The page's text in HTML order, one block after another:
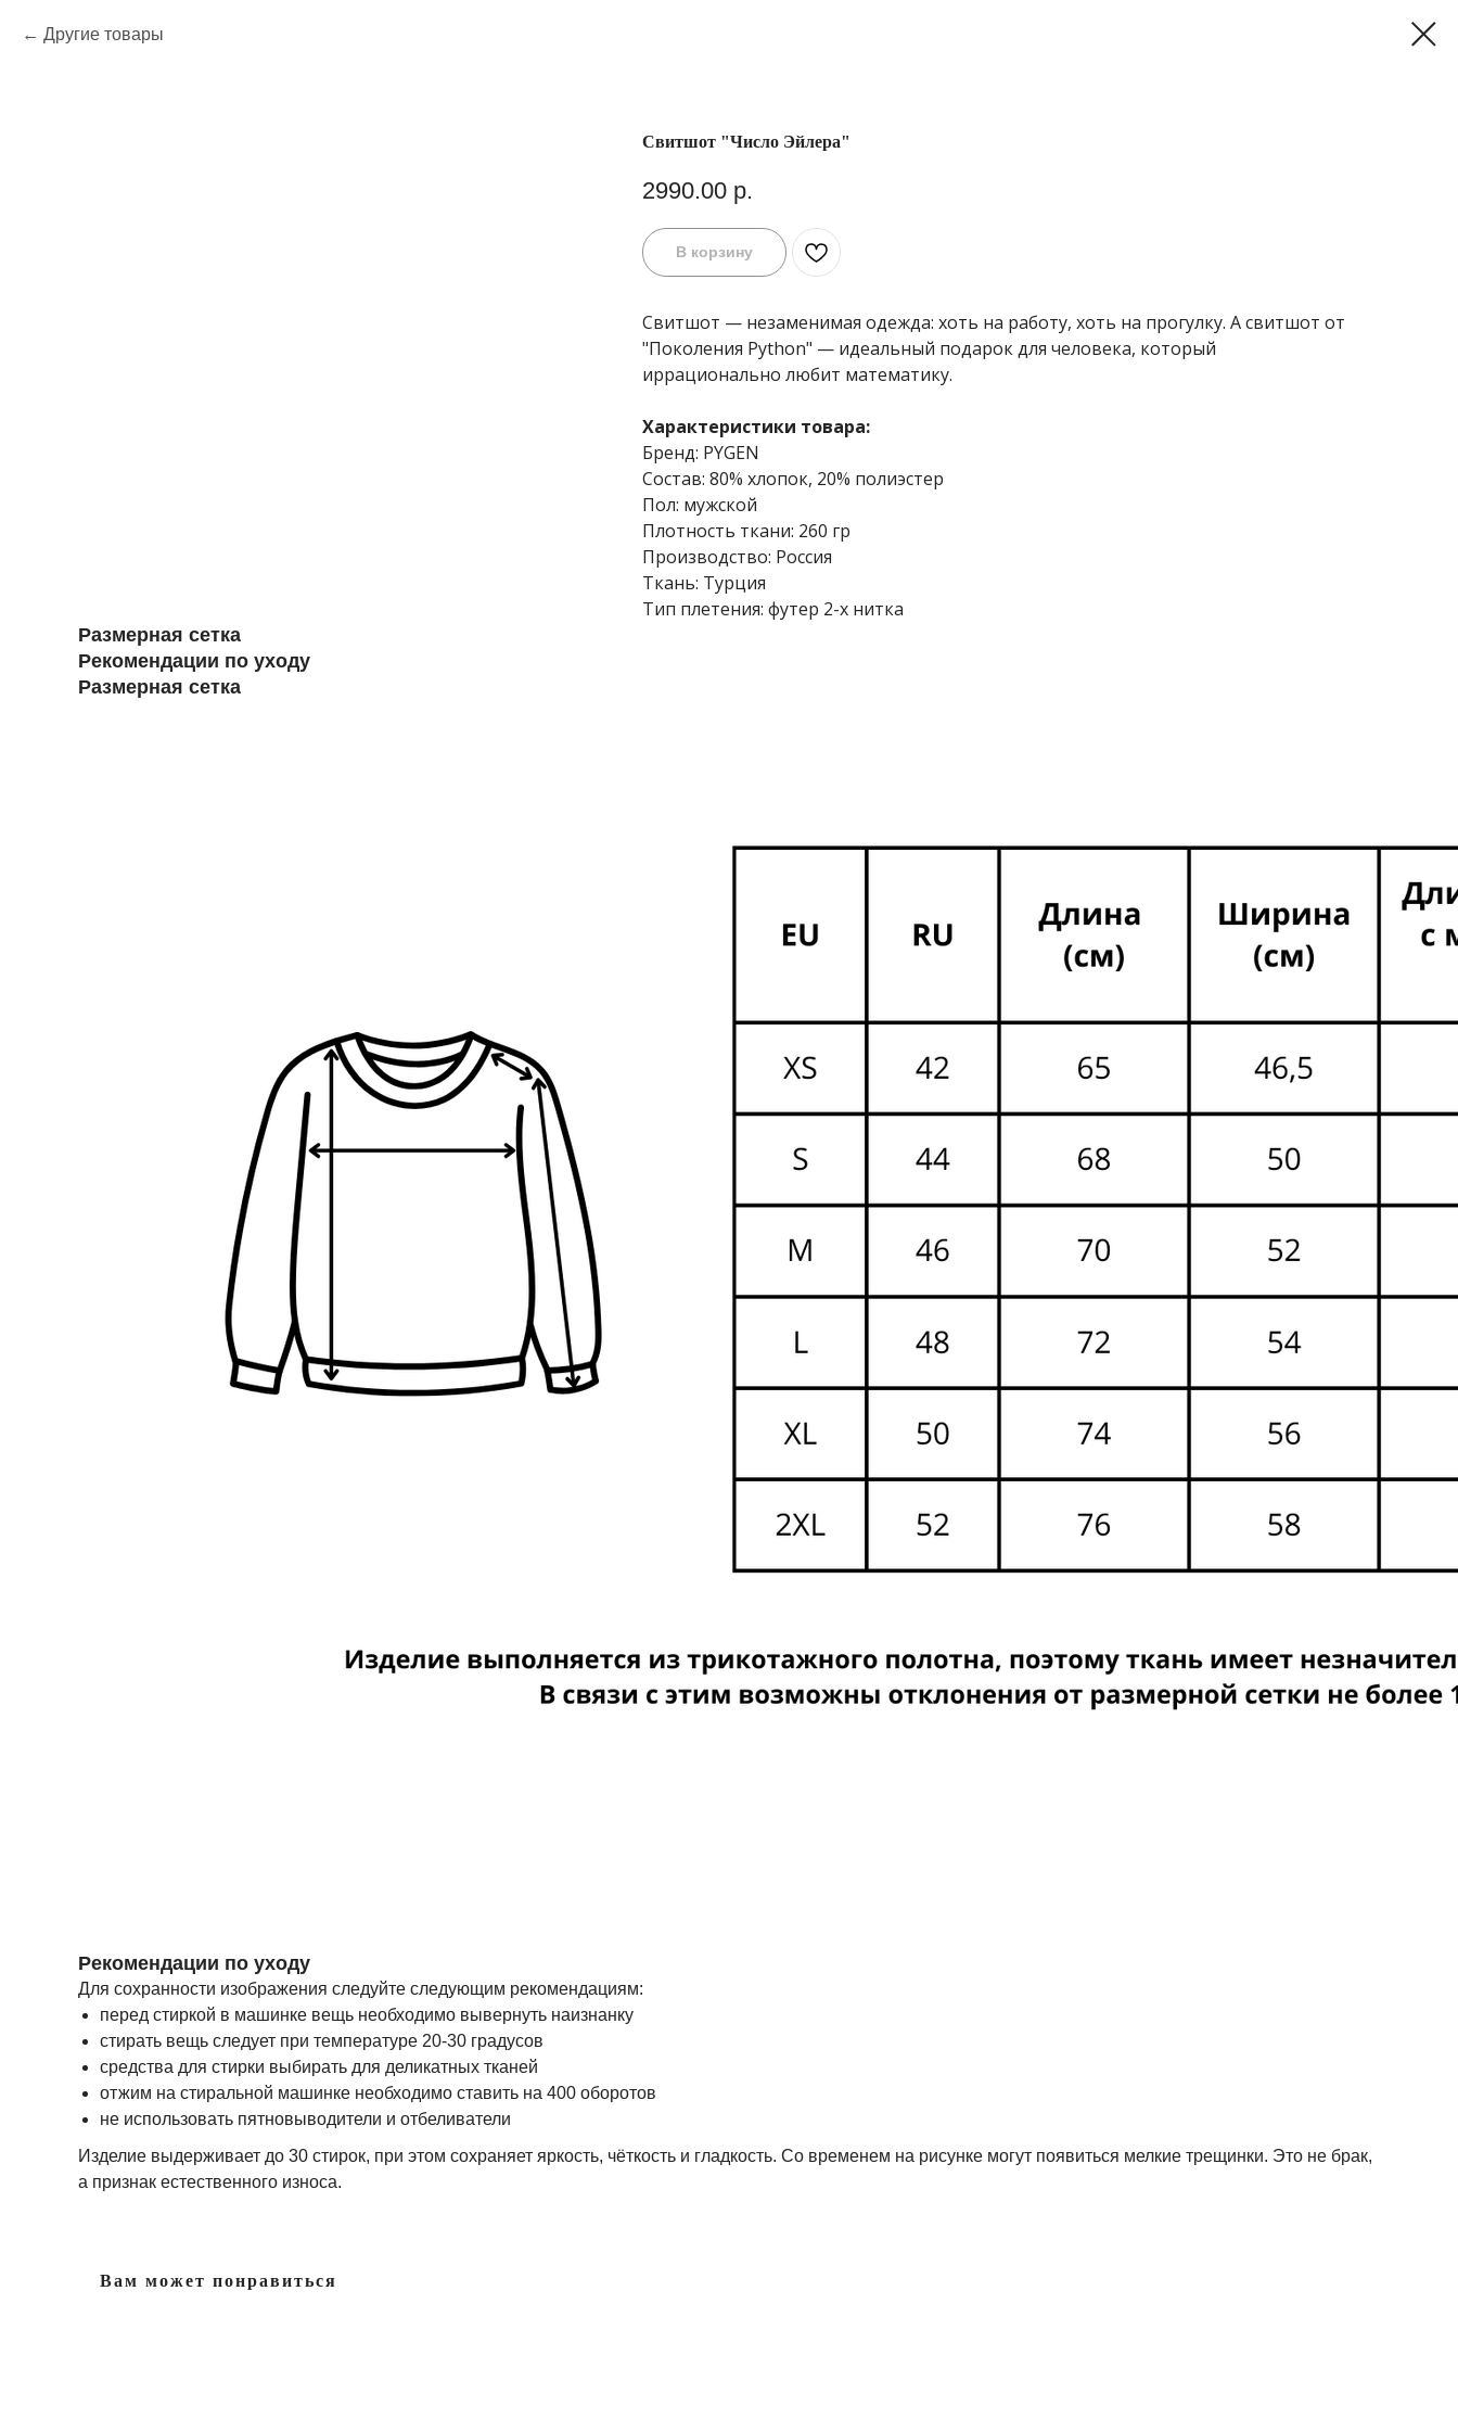
Другие товары
Свитшот "Число Эйлера"
2990.00 р.
В корзину
Свитшот — незаменимая одежда: хоть на работу, хоть на прогулку. А свитшот от
"Поколения Python" — идеальный подарок для человека, который
иррационально любит математику.
Характеристики товара:
Бренд: PYGEN
Состав: 80% хлопок, 20% полиэстер
Пол: мужской
Плотность ткани: 260 гр
Производство: Россия
Ткань: Турция
Тип плетения: футер 2-х нитка
Размерная сетка
Рекомендации по уходу
Размерная сетка
Рекомендации по уходу
Для сохранности изображения следуйте следующим рекомендациям:
перед стиркой в машинке вещь необходимо вывернуть наизнанку
стирать вещь следует при температуре 20-30 градусов
средства для стирки выбирать для деликатных тканей
отжим на стиральной машинке необходимо ставить на 400 оборотов
не использовать пятновыводители и отбеливатели
Изделие выдерживает до 30 стирок, при этом сохраняет яркость, чёткость и гладкость. Со временем на рисунке могут появиться мелкие трещинки. Это не брак,
а признак естественного износа.
Вам может понравиться